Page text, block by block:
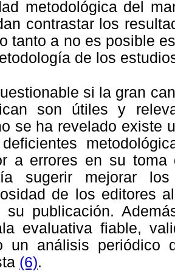
metodológica del
contrastar los
tanto a no es posible
de los
si la gran
son útiles y
se ha revelado existe
a errores en su
sugerir mejorar
de los editores
su publicación.
evaluativa fiable,
un análisis periódico
(6).